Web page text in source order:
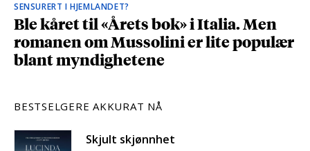
SENSURERT I HJEMLANDET?
Ble kåret til «Årets bok» i Italia. Men
romanen om Mussolini er lite populær
blant myndighetene
BESTSELGERE AKKURAT NÅ
Skjult skjønnhet